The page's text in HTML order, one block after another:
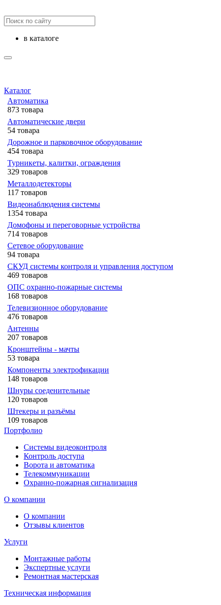
в каталоге
Каталог
Автоматика
873 товара
Автоматические двери
54 товара
Дорожное и парковочное оборудование
454 товара
Турникеты, калитки, ограждения
329 товаров
Металлодетекторы
117 товаров
Видеонаблюдения cистемы
1354 товара
Домофоны и переговорные устройства
714 товаров
Сетевое оборудование
94 товара
СКУД системы контроля и управления доступом
469 товаров
ОПС охранно-пожарные системы
168 товаров
Телевизионное оборудование
476 товаров
Антенны
207 товаров
Кронштейны - мачты
53 товара
Компоненты электрофикации
148 товаров
Шнуры соеденительные
120 товаров
Штекеры и разъёмы
109 товаров
Портфолио
Системы видеоконтроля
Контроль доступа
Ворота и автоматика
Телекоммуникации
Охранно-пожарная сигнализация
О компании
О компании
Отзывы клиентов
Услуги
Монтажные работы
Экспертные услуги
Ремонтная мастерская
Техническая информация